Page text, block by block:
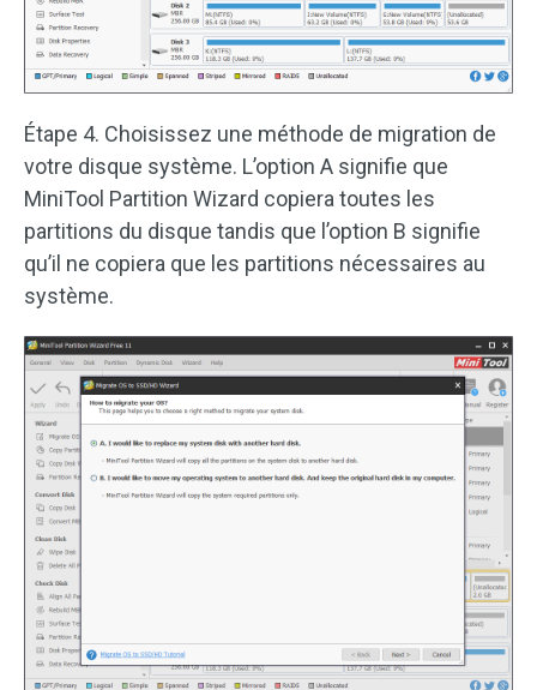
Étape 4. Choisissez une méthode de migration de
votre disque système. L’option A signifie que
MiniTool Partition Wizard copiera toutes les
partitions du disque tandis que l’option B signifie
qu’il ne copiera que les partitions nécessaires au
système.